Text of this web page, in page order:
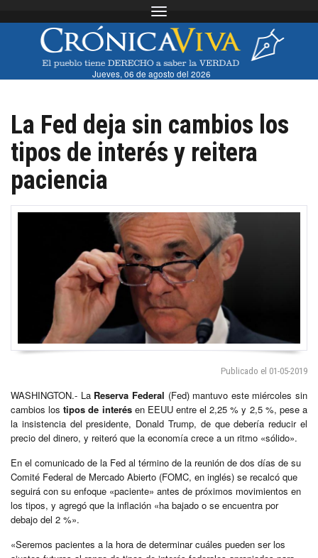
Toggle navigation
Jueves, 06 de agosto del 2026
La Fed deja sin cambios los
tipos de interés y reitera
paciencia
Publicado el 01-05-2019
WASHINGTON.- La Reserva Federal (Fed) mantuvo este miércoles sin
cambios lostipos de interésen EEUU entre el 2,25 % y 2,5 %, pese a
la insistencia del presidente, Donald Trump, de que debería reducir el
precio del dinero, y reiteró que la economía crece a un ritmo «sólido».
En el comunicado de la Fed al término de la reunión de dos días de su
Comité Federal de Mercado Abierto (FOMC, en inglés) se recalcó que
seguirá con su enfoque «paciente» antes de próximos movimientos en
los tipos, y agregó que la inflación «ha bajado o se encuentra por
debajo del 2 %».
«Seremos pacientes a la hora de determinar cuáles pueden ser los